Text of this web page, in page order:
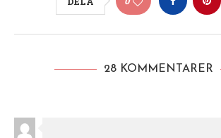
28 KOMMENTARER